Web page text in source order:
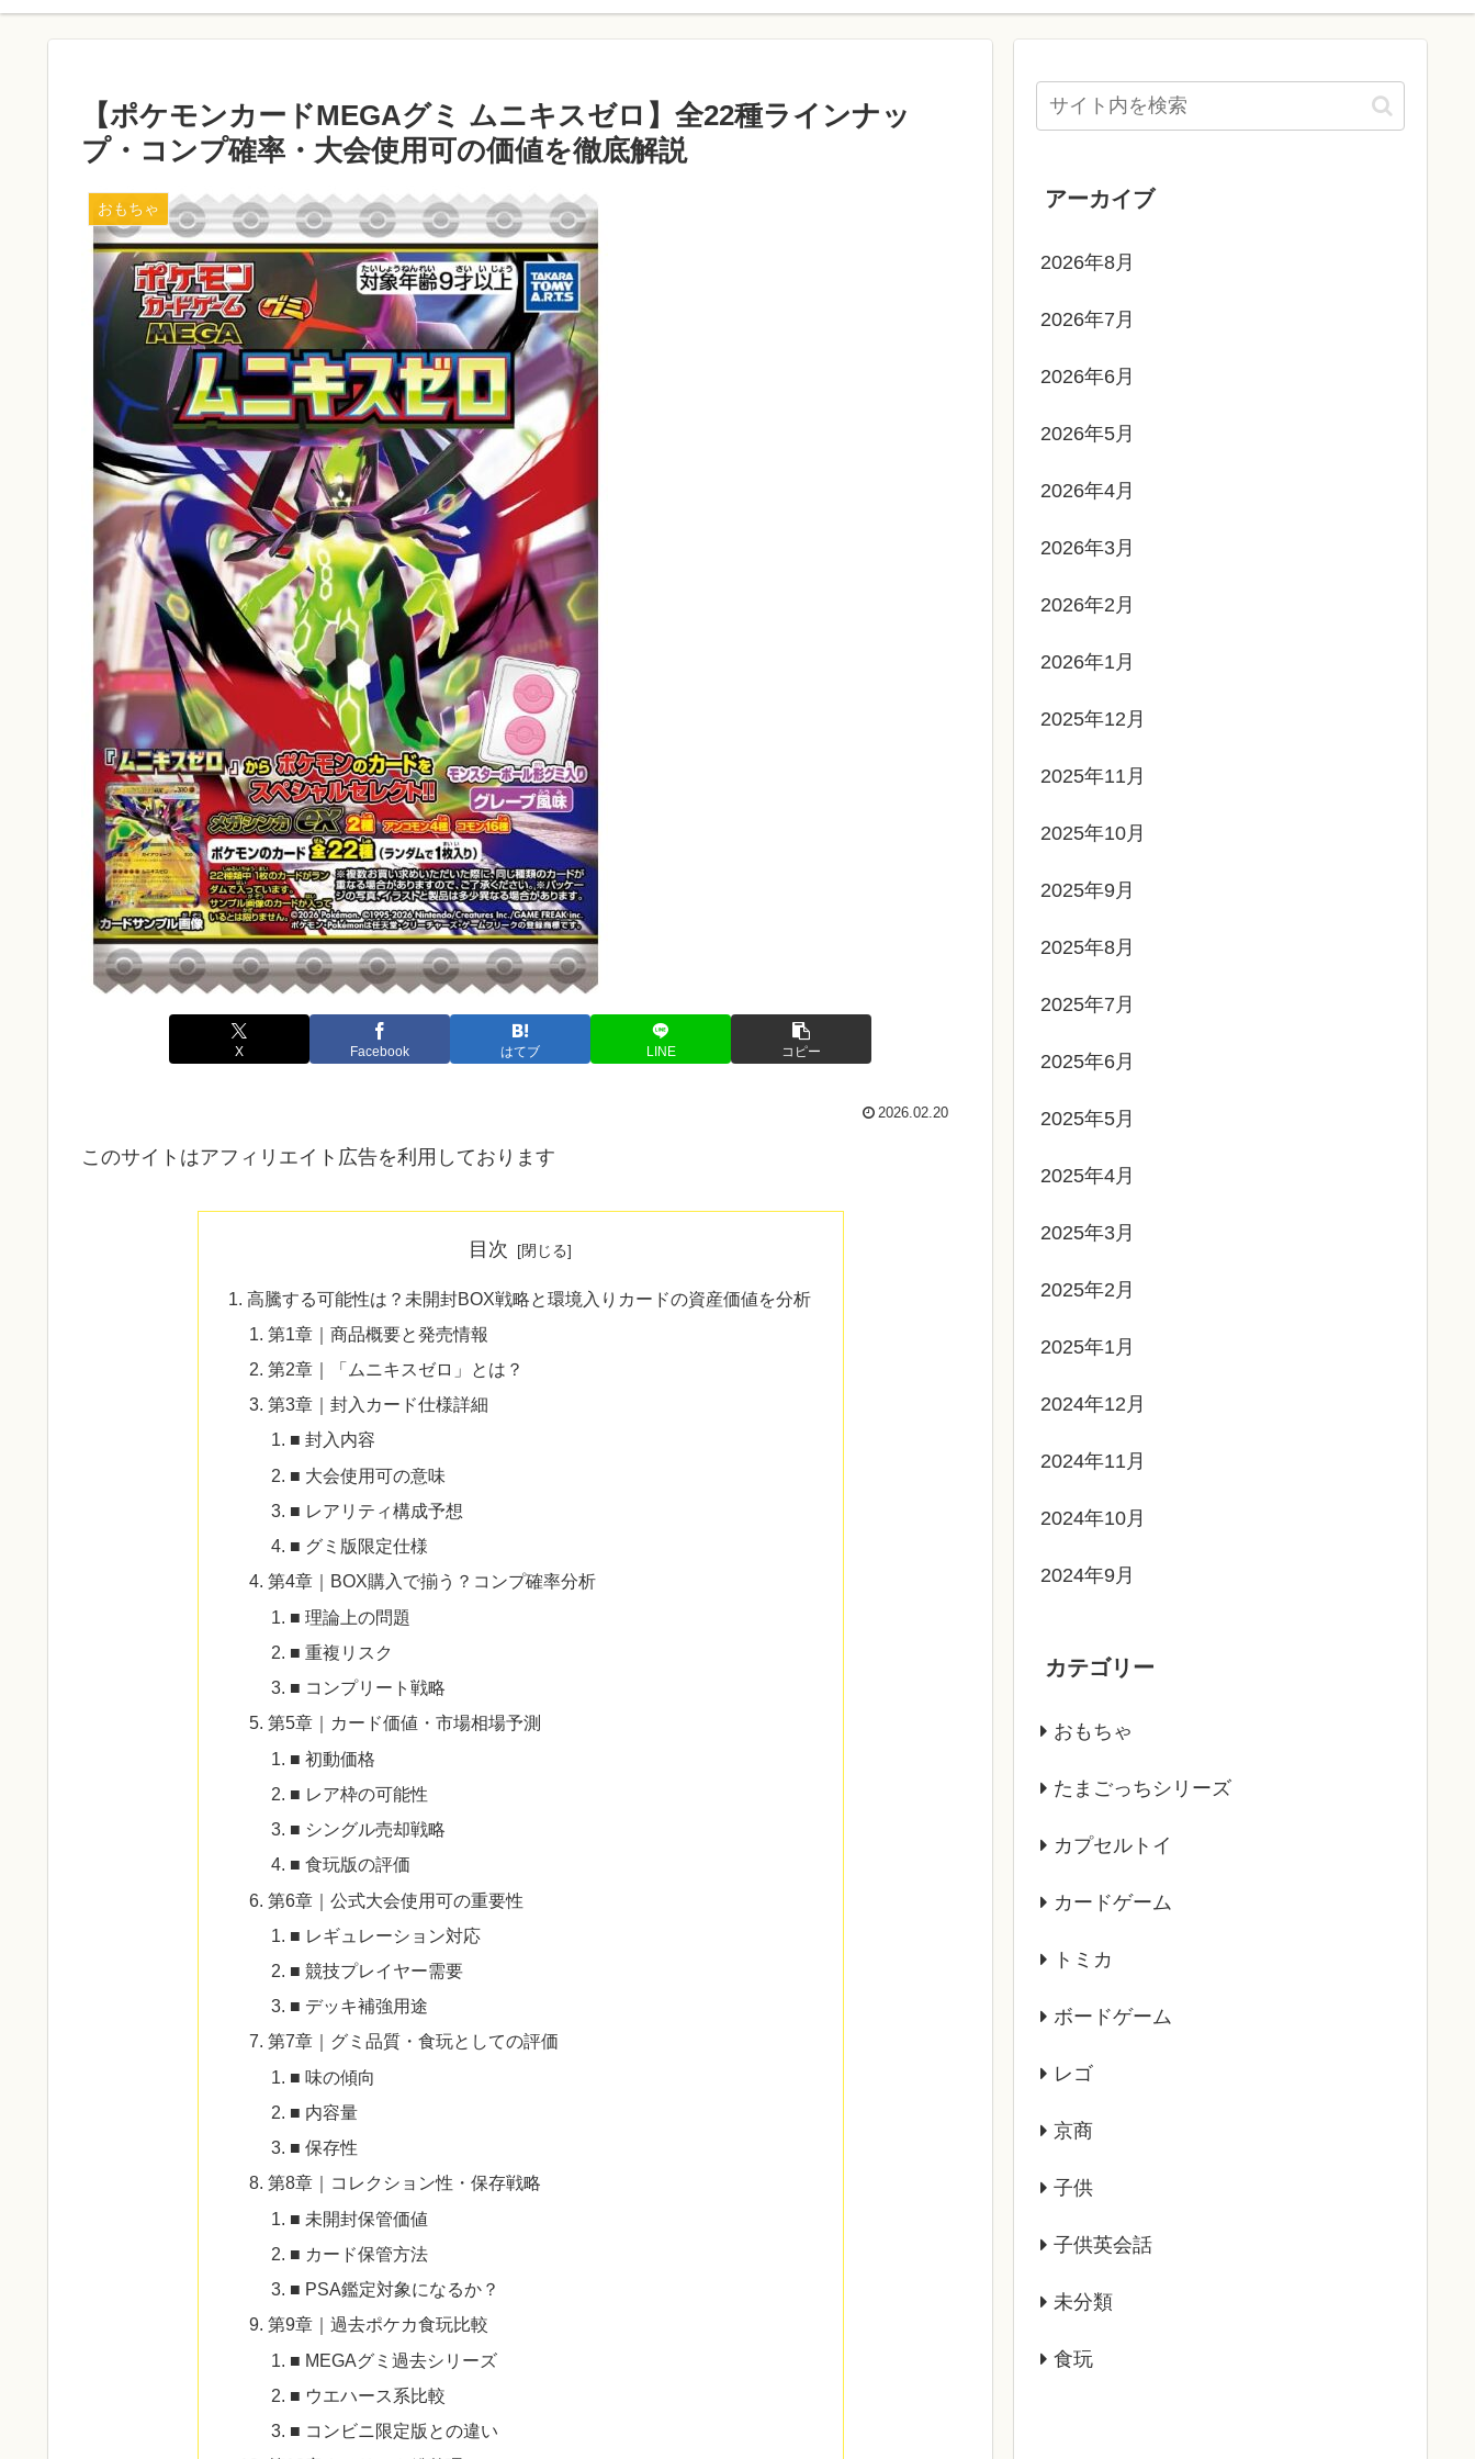
【ポケモンカードMEGAグミ ムニキスゼロ】全22種ラインナッ
プ・コンプ確率・大会使用可の価値を徹底解説
おもちゃ
X Facebook はてブ LINE コピー
2026.02.20
このサイトはアフィリエイト広告を利用しております
目次
高騰する可能性は？未開封BOX戦略と環境入りカードの資産価値を分析
第1章｜商品概要と発売情報
第2章｜「ムニキスゼロ」とは？
第3章｜封入カード仕様詳細
■ 封入内容
■ 大会使用可の意味
■ レアリティ構成予想
■ グミ版限定仕様
第4章｜BOX購入で揃う？コンプ確率分析
■ 理論上の問題
■ 重複リスク
■ コンプリート戦略
第5章｜カード価値・市場相場予測
■ 初動価格
■ レア枠の可能性
■ シングル売却戦略
■ 食玩版の評価
第6章｜公式大会使用可の重要性
■ レギュレーション対応
■ 競技プレイヤー需要
■ デッキ補強用途
第7章｜グミ品質・食玩としての評価
■ 味の傾向
■ 内容量
■ 保存性
第8章｜コレクション性・保存戦略
■ 未開封保管価値
■ カード保管方法
■ PSA鑑定対象になるか？
第9章｜過去ポケカ食玩比較
■ MEGAグミ過去シリーズ
■ ウエハース系比較
■ コンビニ限定版との違い
アーカイブ
2026年8月
2026年7月
2026年6月
2026年5月
2026年4月
2026年3月
2026年2月
2026年1月
2025年12月
2025年11月
2025年10月
2025年9月
2025年8月
2025年7月
2025年6月
2025年5月
2025年4月
2025年3月
2025年2月
2025年1月
2024年12月
2024年11月
2024年10月
2024年9月
カテゴリー
おもちゃ
たまごっちシリーズ
カプセルトイ
カードゲーム
トミカ
ボードゲーム
レゴ
京商
子供
子供英会話
未分類
食玩